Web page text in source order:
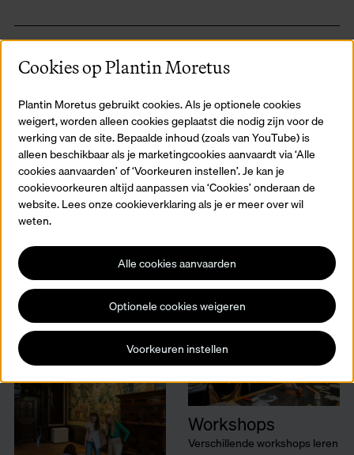
Praktische info
Voor wie?
Hoe lang?
Prijs?
Ontdek ook
Workshops
Verschillende workshops leren
Cookies op Plantin Moretus
Plantin Moretus gebruikt cookies. Als je optionele cookies
weigert, worden alleen cookies geplaatst die nodig zijn voor de
werking van de site. Bepaalde inhoud (zoals van YouTube) is
alleen beschikbaar als je marketingcookies aanvaardt via ‘Alle
cookies aanvaarden’ of ‘Voorkeuren instellen’. Je kan je
cookievoorkeuren altijd aanpassen via ‘Cookies’ onderaan de
website. Lees onze cookieverklaring als je er meer over wil
weten.
Alle cookies aanvaarden
Optionele cookies weigeren
Voorkeuren instellen